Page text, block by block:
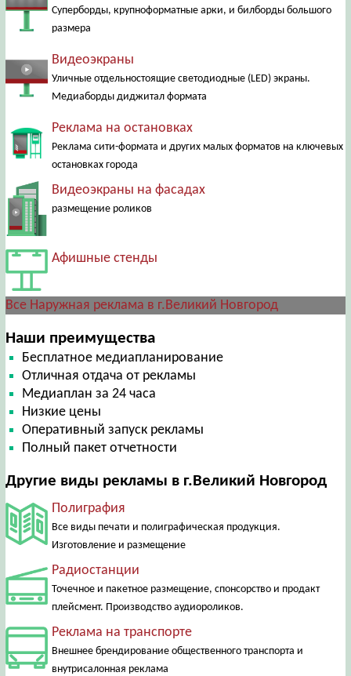
Суперборды, крупноформатные арки, и билборды большого
размера
Видеоэкраны
Уличные отдельностоящие светодиодные (LED) экраны.
Медиаборды диджитал формата
Реклама на остановках
Реклама сити-формата и других малых форматов на ключевых
остановках города
Видеоэкраны на фасадах
размещение роликов
Афишные стенды
Все Наружная реклама в г.Великий Новгород
Наши преимущества
Бесплатное медиапланирование
Отличная отдача от рекламы
Медиаплан за 24 часа
Низкие цены
Оперативный запуск рекламы
Полный пакет отчетности
Другие виды рекламы в г.Великий Новгород
Полиграфия
Все виды печати и полиграфическая продукция.
Изготовление и размещение
Радиостанции
Точечное и пакетное размещение, спонсорство и продакт
плейсмент. Производство аудиороликов.
Реклама на транспорте
Внешнее брендирование общественного транспорта и
внутрисалонная реклама